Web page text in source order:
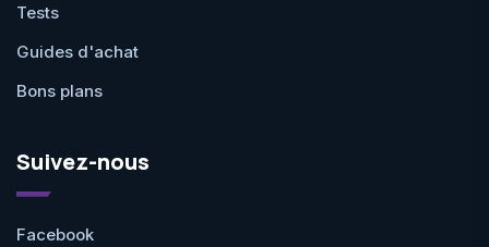
Tests
Guides d'achat
Bons plans
Suivez-nous
Facebook